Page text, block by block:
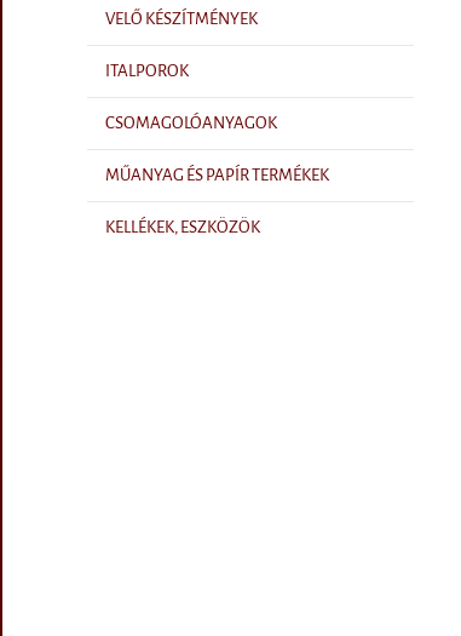
VELŐ KÉSZÍTMÉNYEK
ITALPOROK
CSOMAGOLÓANYAGOK
MŰANYAG ÉS PAPÍR TERMÉKEK
KELLÉKEK, ESZKÖZÖK